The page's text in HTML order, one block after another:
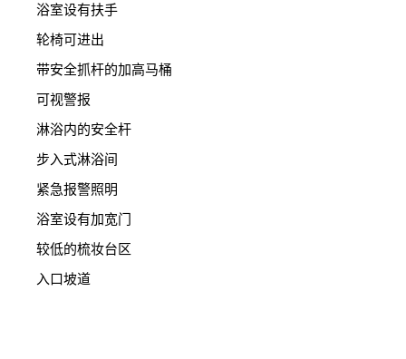
浴室设有扶手
轮椅可进出
带安全抓杆的加高马桶
可视警报
淋浴内的安全杆
步入式淋浴间
紧急报警照明
浴室设有加宽门
较低的梳妆台区
入口坡道